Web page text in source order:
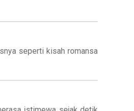
seperti kisah romansa